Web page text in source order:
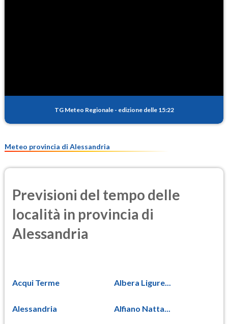
PM25
TG Meteo Regionale - edizione delle 15:22
Meteo provincia di Alessandria
Previsioni del tempo delle
località in provincia di
Alessandria
Acqui Terme Albera Ligure...
Alessandria Alfiano Natta...